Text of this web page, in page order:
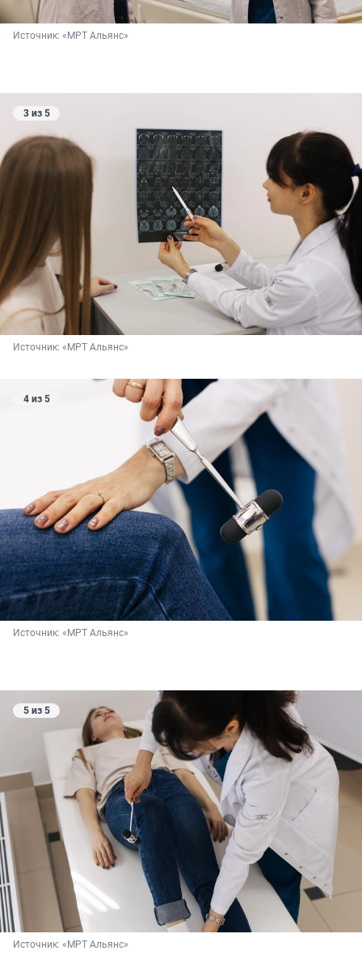
Источник: «МРТ Альянс»
3 из 5
Источник: «МРТ Альянс»
4 из 5
Источник: «МРТ Альянс»
5 из 5
Источник: «МРТ Альянс»